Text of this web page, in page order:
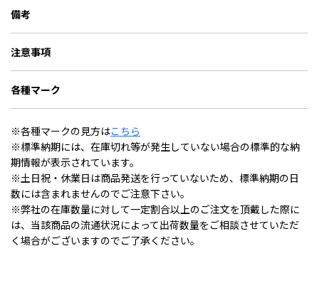
備考
注意事項
各種マーク
※各種マークの見方はこちら
※標準納期には、在庫切れ等が発生していない場合の標準的な納
期情報が表示されています。
※土日祝・休業日は商品発送を行っていないため、標準納期の日
数には含まれませんのでご注意下さい。
※弊社の在庫数量に対して一定割合以上のご注文を頂戴した際に
は、当該商品の流通状況によって出荷数量をご相談させていただ
く場合がございますのでご了承ください。